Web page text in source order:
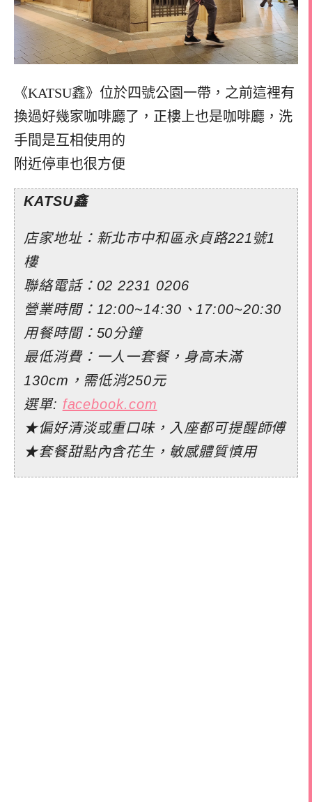
《KATSU鑫》 位於四號公園一帶， 之前這裡有
換過好幾家咖啡廳了，正樓上也是咖啡廳，洗
手間是互相使用的
附近停車也很方便
KATSU鑫
店家地址：新北市中和區永貞路221號1
樓
聯絡電話： 02 2231 0206
營業時間：12:00~14:30、17:00~20:30
用餐時間：50分鐘
最低消費：一人一套餐，身高未滿
130cm，需低消250元
選單: facebook.com
★偏好清淡或重口味，入座都可提醒師傅
★套餐甜點內含花生，敏感體質慎用